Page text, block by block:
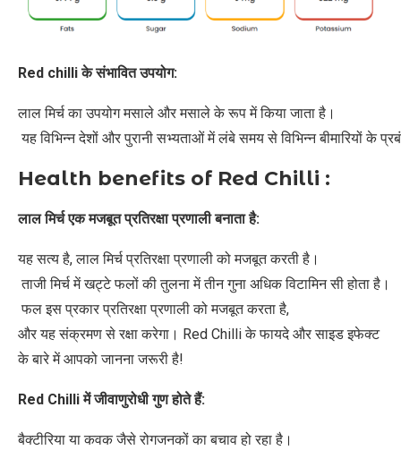
Red chilliके संभावित उपयोग:
लाल मिर्च का उपयोग मसाले और मसाले के रूप में किया जाता है।
यह विभिन्न देशों और पुरानी सभ्यताओं में लंबे समय से विभिन्न बीमारियों के
Health benefits of Red Chilli :
लाल मिर्च एक मजबूत प्रतिरक्षा प्रणाली बनाता है:
यह सत्य है, लाल मिर्च प्रतिरक्षा प्रणाली को मजबूत करती है।
ताजी मिर्च में खट्टे फलों की तुलना में तीन गुना अधिक विटामिन सी होता है।
फल इस प्रकार प्रतिरक्षा प्रणाली को मजबूत करता है,
और यह संक्रमण से रक्षा करेगा। Red Chilli के फायदे और साइड इफेक्ट
के बारे में आपको जानना जरूरी है!
Red Chilliमें जीवाणुरोधी गुण होते हैं:
बैक्टीरिया या कवक जैसे रोगजनकों का बचाव हो रहा है।